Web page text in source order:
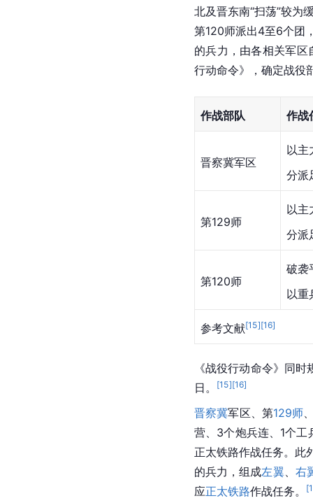
北及晋东南“扫荡”较为
第120师派出4至6个团
的兵力，由各相关军
行动命令》，确定战役
作战部队 作战
晋察冀军区
以主
分派
第129师
以主
分派
第120师
破袭
以重
参考文献[15][16]
《战役行动命令》同
日。
[15][16]
晋察冀军区、第129师
营、3个炮兵连、1个
正太铁路作战任务。此
的兵力，组成左翼、 右
应正太铁路作战任务。 [